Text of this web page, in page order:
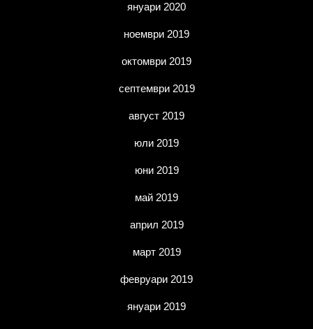
януари 2020
ноември 2019
октомври 2019
септември 2019
август 2019
юли 2019
юни 2019
май 2019
април 2019
март 2019
февруари 2019
януари 2019